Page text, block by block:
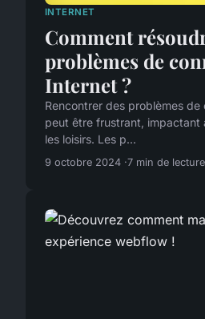
INTERNET
Comment
problèmes de
Internet ?
Rencontrer des problèmes de
peut être frustrant, impactant
les loisirs. Les p...
9 octobre 2024 7 min de lecture